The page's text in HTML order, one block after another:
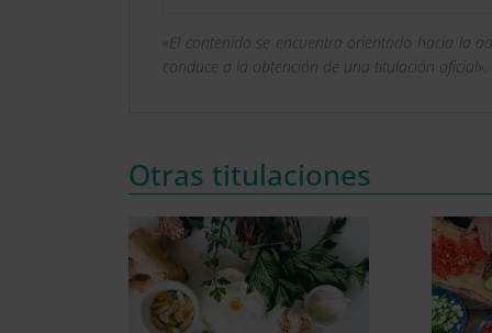
«El contenido se encuentra orientado hacia la
conduce a la obtención de una titulación oficial».
Otras titulaciones